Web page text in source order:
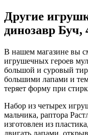
Другие
динозавр Буч,
В нашем магазине вы
игрушечных героев
большой и суровый
большими лапами и
теряет форму при
Набор из четырех
мальчика, раптора
изготовлен из
двигать лапами,